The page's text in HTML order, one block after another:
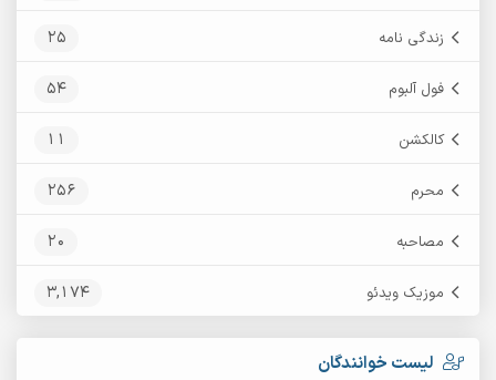
زندگی نامه 25
فول آلبوم 54
کالکشن 11
محرم 256
مصاحبه 20
موزیک ویدئو 3,174
لیست خوانندگان